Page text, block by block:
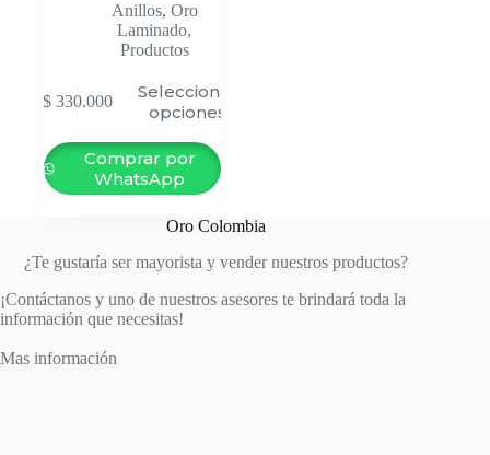
Anillos, Oro
Laminado,
Productos
$330.000
Seleccionar
opciones
producto
múltiples
variantes.
Las
elegir
la
página
producto
Comprar por
WhatsApp
Oro Colombia
¿Te gustaría ser mayorista y vender nuestros productos?
¡Contáctanos y uno de nuestros asesores te brindará toda la
información que necesitas!
Mas información